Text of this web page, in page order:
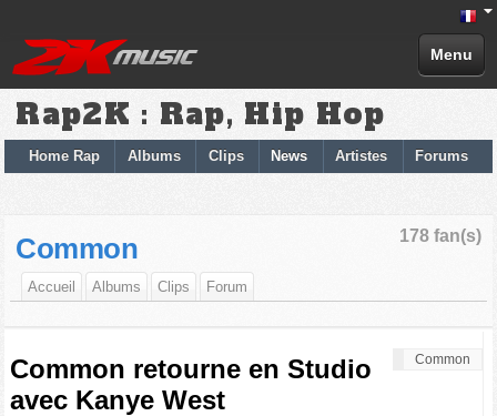
Menu
Rap2K : Rap, Hip Hop
Home Rap Albums Clips News Artistes Forums
178 fan(s)
Common
Accueil Albums Clips Forum
Common
Common retourne en Studio
avec Kanye West